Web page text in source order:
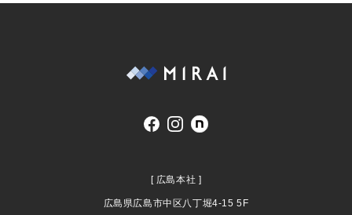
[ 広島本社 ]
広島県広島市中区八丁堀4-15 5F